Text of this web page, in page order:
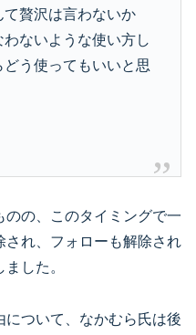
贅沢は言わないか
ないような使い方し
う使ってもいいと思
の、このタイミングで一
れ、フォローも解除され
した。
ついて、なかむら氏は後